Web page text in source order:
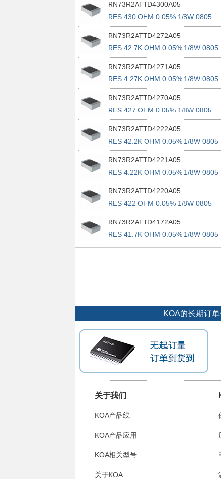
RN73R2ATTD4300A05
RES 430 OHM 0.05% 1/8W 0805
RN73R2ATTD4272A05
RES 42.7K OHM 0.05% 1/8W 0805
RN73R2ATTD4271A05
RES 4.27K OHM 0.05% 1/8W 0805
RN73R2ATTD4270A05
RES 427 OHM 0.05% 1/8W 0805
RN73R2ATTD4222A05
RES 42.2K OHM 0.05% 1/8W 0805
RN73R2ATTD4221A05
RES 4.22K OHM 0.05% 1/8W 0805
RN73R2ATTD4220A05
RES 422 OHM 0.05% 1/8W 0805
RN73R2ATTD4172A05
RES 41.7K OHM 0.05% 1/8W 0805
KOA的长期订
关于我们
KOA产品线
KOA产品应用
KOA相关型号
关于KOA